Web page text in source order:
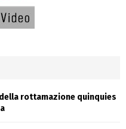
rottamazione quinquies